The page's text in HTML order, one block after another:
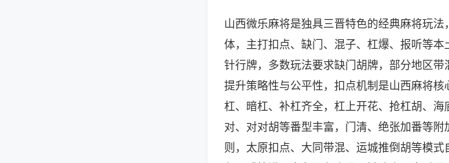
山西微乐麻将是独具三晋特色的经典麻将玩
体，主打扣点、缺门、混子、杠爆、报听等
针行牌，多数玩法要求缺门胡牌，部分地区
提升策略性与公平性，扣点机制是山西麻将
杠、暗杠、补杠齐全，杠上开花、抢杠胡、
对、对对胡等番型丰富，门清、绝张加番等
则，太原扣点、大同带混、运城推倒胡等模